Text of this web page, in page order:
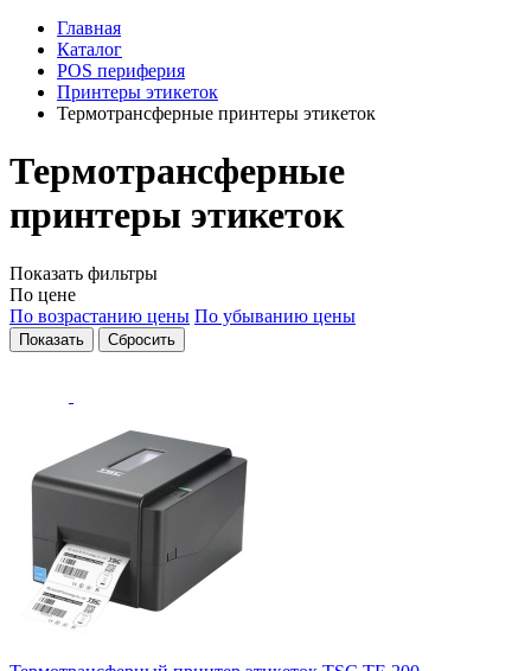
Главная
Каталог
POS периферия
Принтеры этикеток
Термотрансферные принтеры этикеток
Термотрансферные
принтеры этикеток
Показать фильтры
По цене
По возрастанию цены По убыванию цены